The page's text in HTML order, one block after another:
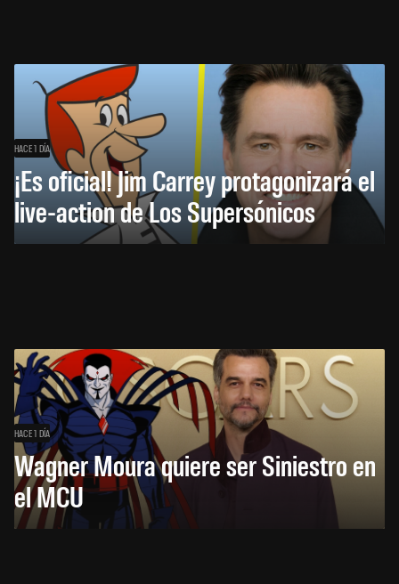
HACE 1 DÍA
¡Es oficial! Jim Carrey protagonizará el
live-action de Los Supersónicos
HACE 1 DÍA
Wagner Moura quiere ser Siniestro en
el MCU